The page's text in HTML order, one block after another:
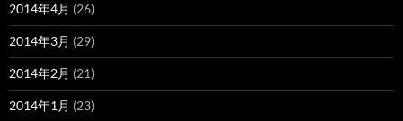
2014年4月 (26)
2014年3月 (29)
2014年2月 (21)
2014年1月 (23)